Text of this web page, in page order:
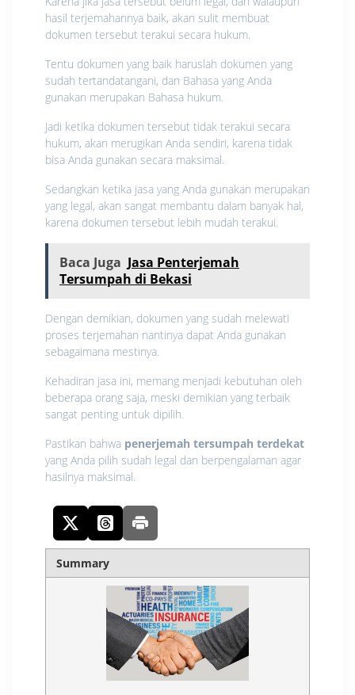
hasil terjemahannya baik, akan sulit membuat
dokumen tersebut terakui secara hukum.
Tentu dokumen yang baik haruslah dokumen yang
sudah tertandatangani, dan Bahasa yang Anda
gunakan merupakan Bahasa hukum.
Jadi ketika dokumen tersebut tidak terakui secara
hukum, akan merugikan Anda sendiri, karena tidak
bisa Anda gunakan secara maksimal.
Sedangkan ketika jasa yang Anda gunakan merupakan
yang legal, akan sangat membantu dalam banyak hal,
karena dokumen tersebut lebih mudah terakui.
Baca Juga Jasa Penterjemah
Tersumpah di Bekasi
Dengan demikian, dokumen yang sudah melewati
proses terjemahan nantinya dapat Anda gunakan
sebagaimana mestinya.
Kehadiran jasa ini, memang menjadi kebutuhan oleh
beberapa orang saja, meski demikian yang terbaik
sangat penting untuk dipilih.
Pastikan bahwa penerjemah tersumpah terdekat
yang Anda pilih sudah legal dan berpengalaman agar
hasilnya maksimal.
Summary